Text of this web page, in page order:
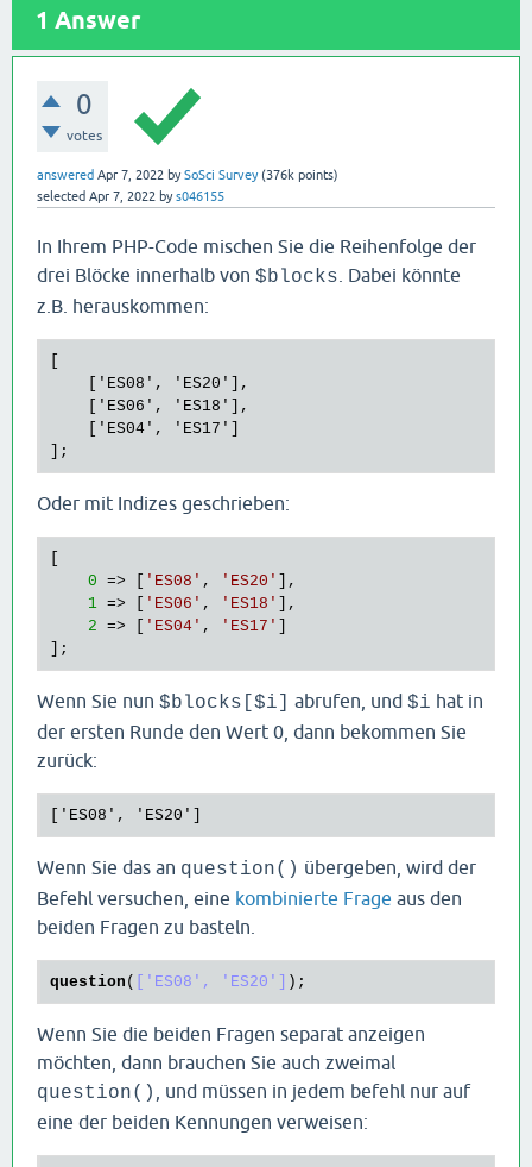
1 Answer
0
votes
answered Apr 7, 2022 bySoSci Survey (376k points)
selected Apr 7, 2022 bys046155
In Ihrem PHP-Code mischen Sie die Reihenfolge der
drei Blöcke innerhalb von $blocks . Dabei könnte
z.B. herauskommen:
    ['ES08', 'ES20'],
    ['ES06', 'ES18'],
    ['ES04', 'ES17']
Oder mit Indizes geschrieben:
0 => [ 'ES08' , 'ES20'
],
1 => [ 'ES06' , 'ES18'
],
2 => [ 'ES04' , 'ES17'
Wenn Sie nun $blocks[$i] abrufen, und $i hat in
der ersten Runde den Wert 0, dann bekommen Sie
zurück:
Wenn Sie das an question() übergeben, wird der
Befehl versuchen, eine kombinierte Frage aus den
beiden Fragen zu basteln.
question ( ['ES08', 'ES20']
Wenn Sie die beiden Fragen separat anzeigen
möchten, dann brauchen Sie auch zweimal
question()
, und müssen in jedem befehl nur auf
eine der beiden Kennungen verweisen: